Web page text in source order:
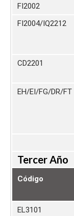
FI2002
FI2004/IQ2212
CD2201
EH/EI/FG/DR/FT
Tercer Año
Código
EL3101